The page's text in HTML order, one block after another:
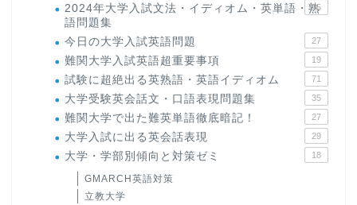
2024年大学入試文法・イディオム・英単語・熟
語問題集
15
今日の大学入試英語問題 27
難関大学入試英語超重要事項 19
試験に超絶出る英熟語・英語イディオム 71
大学受験英会話文・口語表現問題集 35
難関大学で出た難英単語徹底暗記！ 27
大学入試に出る英会話表現 29
大学・学部別傾向と対策ゼミ 18
GMARCH英語対策
立教大学